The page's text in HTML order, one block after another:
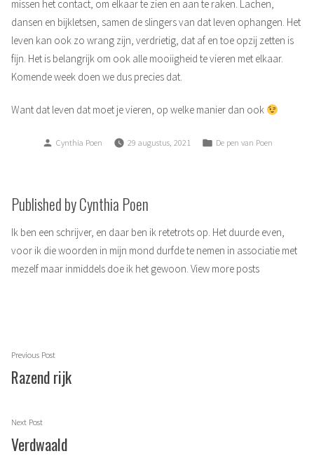
missen het contact, om elkaar te zien en aan te raken. Lachen,
dansen en bijkletsen, samen de slingers van dat leven ophangen. Het
leven kan ook zo wrang zijn, verdrietig, dat af en toe opzij zetten is
fijn. Het is belangrijk om ook alle mooiigheid te vieren met elkaar.
Komende week doen we dus precies dat.
Want dat leven dat moet je vieren, op welke manier dan ook
Posted
Cynthia Poen 29 augustus, 2021
Posted
De pen van Poen
Published by Cynthia Poen
Ik ben een schrijver, en daar ben ik retetrots op. Het duurde even,
voor ik die woorden in mijn mond durfde te nemen in associatie met
mezelf maar inmiddels doe ik het gewoon. View more posts
Berichtnavigatie
Previous PostPrevious
post:
Razend rijk
Next PostNext
post:
Verdwaald